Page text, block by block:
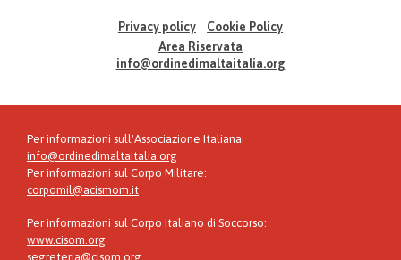
Privacy policy
Cookie Policy
Area Riservata
info@ordinedimaltaitalia.org
Per informazioni sull'Associazione Italiana:
info@ordinedimaltaitalia.org
Per informazioni sul Corpo Militare:
corpomil@acismom.it
Per informazioni sul Corpo Italiano di Soccorso:
www.cisom.org
segreteria@cisom.org